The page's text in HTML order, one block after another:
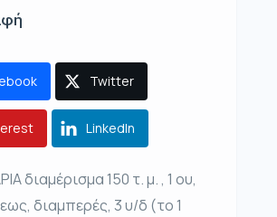
Twitter
LinkedIn
διαμέρισμα 150 τ. μ. , 1 ου,
διαμπερές, 3 υ/δ (το 1